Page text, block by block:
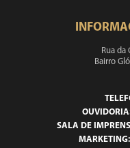
Rua da
Bairro
SALA DE
MARKETING: